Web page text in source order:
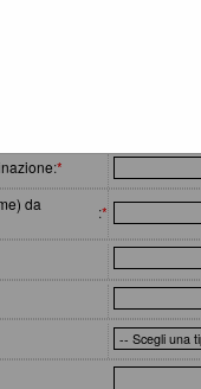
:*
da
:*